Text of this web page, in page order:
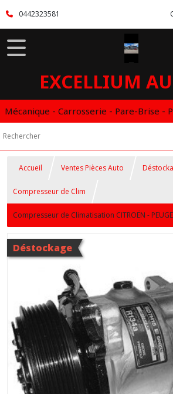
0442323581
EXCELLIUM
Accueil Ventes Pièces Auto
Compresseur de Clim
Compresseur de Climatisation CITROËN -
Déstockage